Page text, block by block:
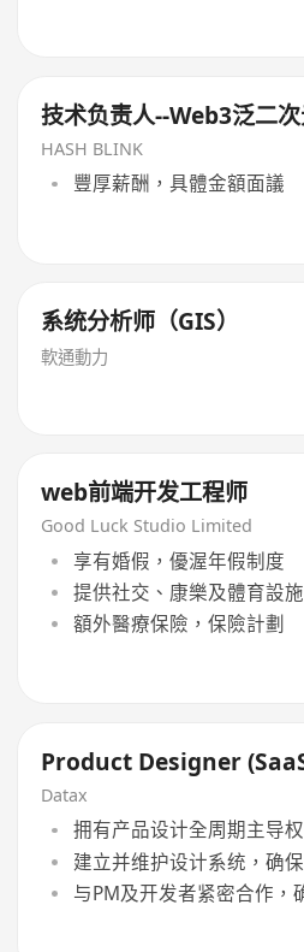
技术负责人--Web3泛二
HASH BLINK
豐厚薪酬，具體金額面議
系统分析师（GIS）
軟通動力
web前端开发工程师
Good Luck Studio Limited
享有婚假，優渥年假制度
提供社交、康樂及體育設施
額外醫療保險，保險計劃
Product Designer
Datax
拥有产品设计全周期主导
建立并维护设计系统，确
与PM及开发者紧密合作，